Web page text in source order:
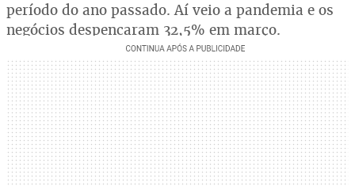
período do ano passado. Aí veio a pandemia e os
negócios despencaram 32,5% em março.